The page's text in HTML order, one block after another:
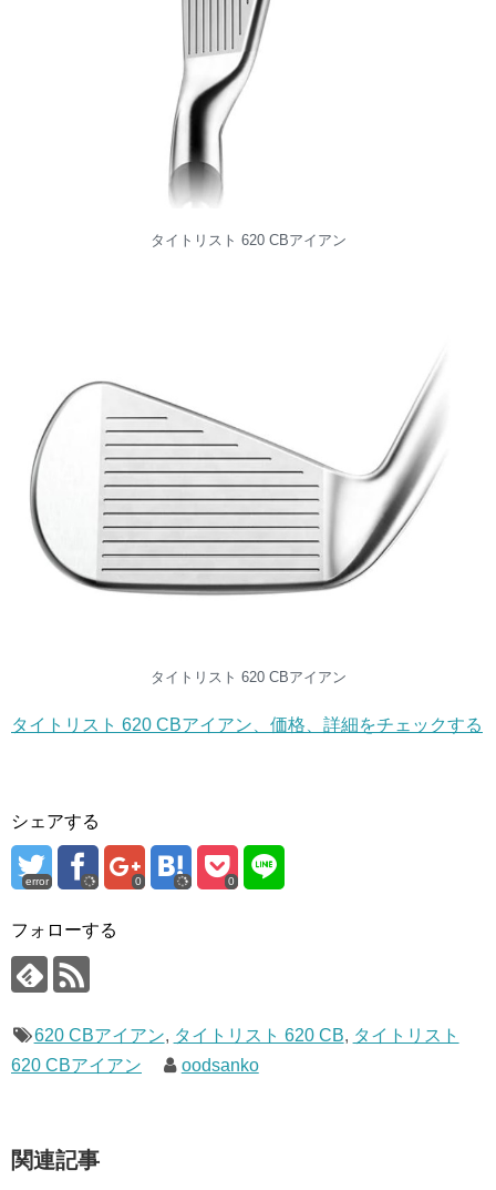
タイトリスト 620 CBアイアン
タイトリスト 620 CBアイアン
タイトリスト 620 CBアイアン、価格、詳細をチェックする
シェアする
error 0 0
フォローする
620 CBアイアン, タイトリスト 620 CB, タイトリスト
620 CBアイアン
oodsanko
関連記事